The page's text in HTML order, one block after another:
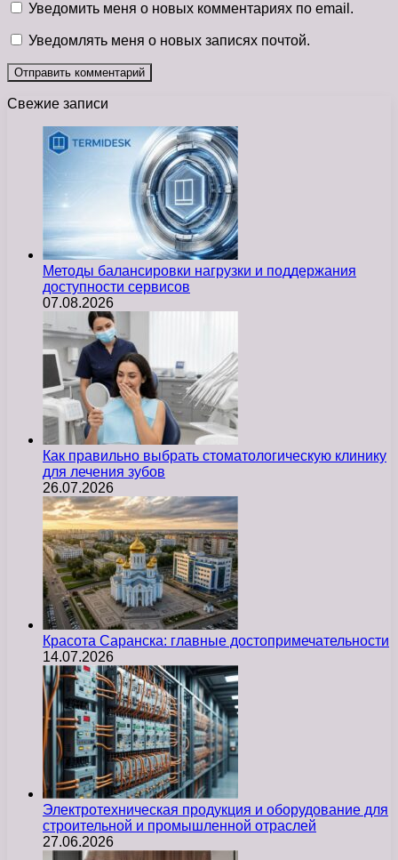
Уведомить меня о новых комментариях по email.
Уведомлять меня о новых записях почтой.
Свежие записи
Методы балансировки нагрузки и поддержания
доступности сервисов
07.08.2026
Как правильно выбрать стоматологическую клинику
для лечения зубов
26.07.2026
Красота Саранска: главные достопримечательности
14.07.2026
Электротехническая продукция и оборудование для
строительной и промышленной отраслей
27.06.2026